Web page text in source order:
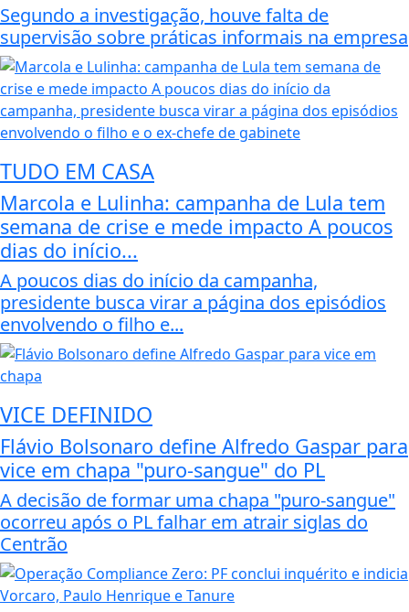
Segundo a investigação, houve falta de
supervisão sobre práticas informais na empresa
TUDO EM CASA
Marcola e Lulinha: campanha de Lula tem
semana de crise e mede impacto A poucos
dias do início...
A poucos dias do início da campanha,
presidente busca virar a página dos episódios
envolvendo o filho e...
VICE DEFINIDO
Flávio Bolsonaro define Alfredo Gaspar para
vice em chapa "puro-sangue" do PL
A decisão de formar uma chapa "puro-sangue"
ocorreu após o PL falhar em atrair siglas do
Centrão